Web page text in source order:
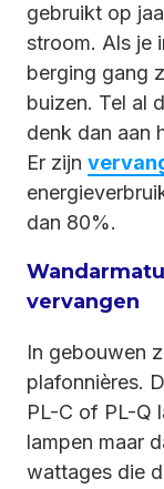
gebruikt op
stroom. Als je
berging gang
buizen. Tel al
denk dan aan
Er zijn
dan 80%.
vervangen
In gebouwen
plafonnières.
PL-C of PL-Q
lampen maar
wattages die